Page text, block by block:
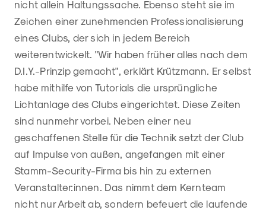
nicht allein Haltungssache. Ebenso steht sie im
Zeichen einer zunehmenden Professionalisierung
eines Clubs, der sich in jedem Bereich
weiterentwickelt. "Wir haben früher alles nach dem
D.I.Y.-Prinzip gemacht", erklärt Krützmann. Er selbst
habe mithilfe von Tutorials die ursprüngliche
Lichtanlage des Clubs eingerichtet. Diese Zeiten
sind nunmehr vorbei. Neben einer neu
geschaffenen Stelle für die Technik setzt der Club
auf Impulse von außen, angefangen mit einer
Stamm-Security-Firma bis hin zu externen
Veranstalter:innen. Das nimmt dem Kernteam
nicht nur Arbeit ab, sondern befeuert die laufende